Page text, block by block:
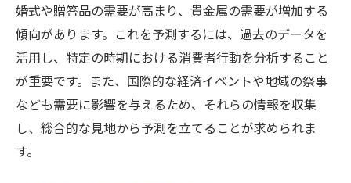
婚式や贈答品の需要が高まり、貴金属の需要が増加する
傾向があります。これを予測するには、過去のデータを
活用し、特定の時期における消費者行動を分析すること
が重要です。また、国際的な経済イベントや地域の祭事
なども需要に影響を与えるため、それらの情報を収集
し、総合的な見地から予測を立てることが求められま
す。